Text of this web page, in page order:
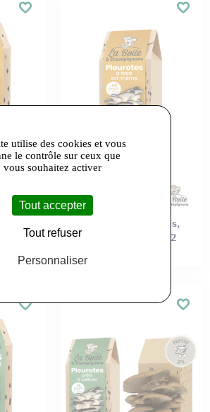
4
La Boîte À Champignons
Kit DIY – Pleurotes Gris,
Jaunes ou Roses pour 2
utilise des cookies et vous
le contrôle sur ceux que
vous souhaitez activer
Tout accepter
Tout refuser
Personnaliser